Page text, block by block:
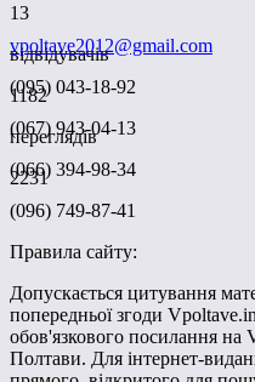
13
відвідувачів
1182
переглядів
2231
vpoltave2012@gmail.com
(095) 043-18-92
(067) 943-04-13
(066) 394-98-34
(096) 749-87-41
Правила сайту:
Допускається цитування
попередньої згоди
обов'язкового посилання на
Полтави. Для інтернет-